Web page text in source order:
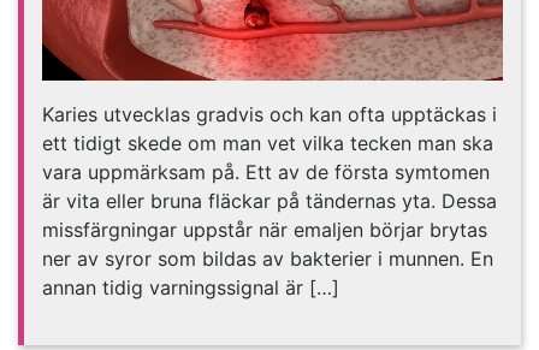
Karies utvecklas gradvis och kan ofta upptäckas i
ett tidigt skede om man vet vilka tecken man ska
vara uppmärksam på. Ett av de första symtomen
är vita eller bruna fläckar på tändernas yta. Dessa
missfärgningar uppstår när emaljen börjar brytas
ner av syror som bildas av bakterier i munnen. En
annan tidig varningssignal är […]